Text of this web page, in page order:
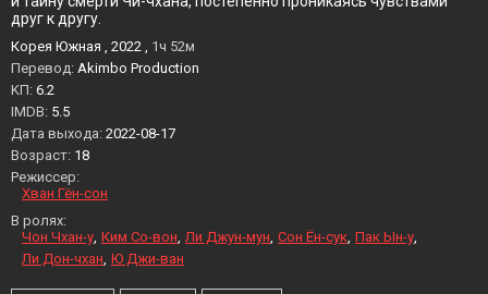
друг к другу.
Корея Южная , 2022 , 1ч 52м
Перевод: Akimbo Production
KП: 6.2
IMDB: 5.5
Дата выхода: 2022-08-17
Возраст: 18
Режиссер:
Хван Гён-сон
В ролях:
Чон Чхан-у Ким Со-вон Ли Джун-мун Сон Ён-сук Пак Ын-у
Ли Дон-чхан Ю Джи-ван